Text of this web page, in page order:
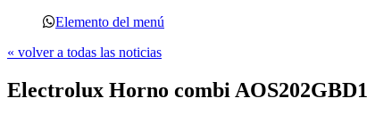
Elemento del menú
« volver a todas las noticias
Electrolux Horno combi AOS202GBD1